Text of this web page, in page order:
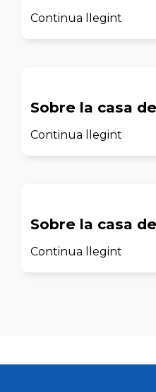
Continua llegint
Sobre la casa
Continua llegint
Sobre la casa
Continua llegint